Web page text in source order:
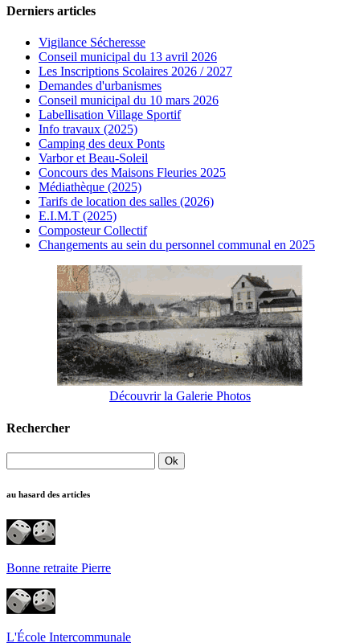
Derniers articles
Vigilance Sécheresse
Conseil municipal du 13 avril 2026
Les Inscriptions Scolaires 2026 / 2027
Demandes d'urbanismes
Conseil municipal du 10 mars 2026
Labellisation Village Sportif
Info travaux (2025)
Camping des deux Ponts
Varbor et Beau-Soleil
Concours des Maisons Fleuries 2025
Médiathèque (2025)
Tarifs de location des salles (2026)
E.I.M.T (2025)
Composteur Collectif
Changements au sein du personnel communal en 2025
Découvrir la Galerie Photos
Rechercher
au hasard des articles
Bonne retraite Pierre
L'École Intercommunale